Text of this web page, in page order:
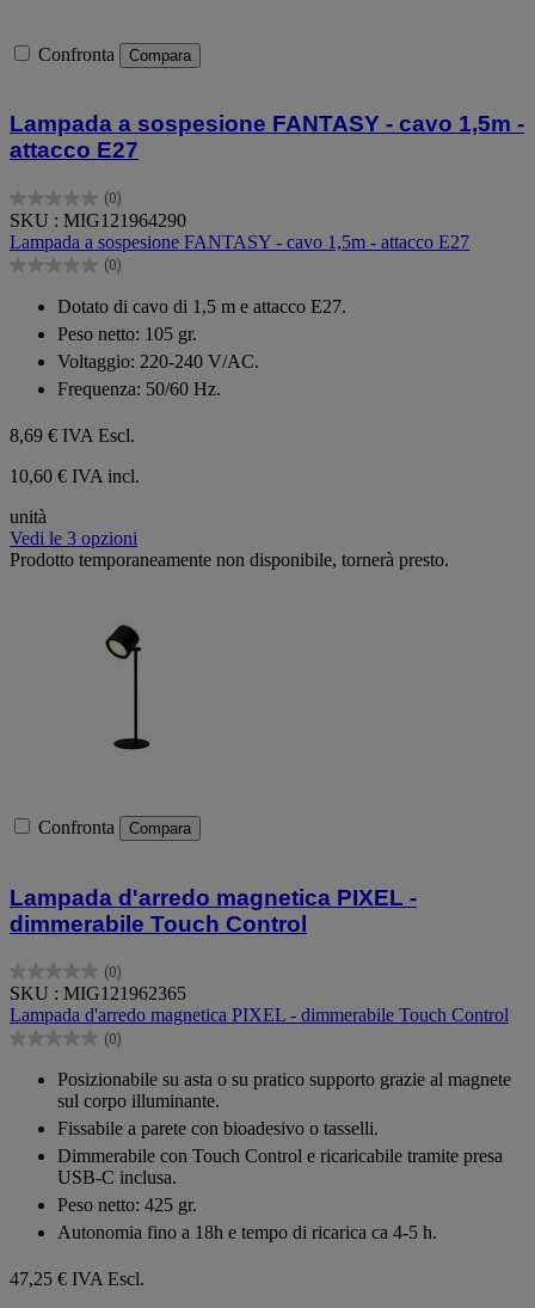
Confronta Compara
Lampada a sospesione FANTASY - cavo 1,5m -
attacco E27
(0)
0.0
su
5
stelle.
SKU : MIG121964290
Lampada a sospesione FANTASY - cavo 1,5m - attacco E27
(0)
0.0
stelle.
Dotato di cavo di 1,5 m e attacco E27.
Peso netto: 105 gr.
Voltaggio: 220-240 V/AC.
Frequenza: 50/60 Hz.
8,69 € IVA Escl.
10,60 € IVA incl.
unità
Vedi le 3 opzioni
Prodotto temporaneamente non disponibile, tornerà presto.
Confronta Compara
Lampada d'arredo magnetica PIXEL -
dimmerabile Touch Control
(0)
0.0
su
5
stelle.
SKU : MIG121962365
Lampada d'arredo magnetica PIXEL - dimmerabile Touch Control
(0)
0.0
Posizionabile su asta o su pratico supporto grazie al magnete
sul corpo illuminante.
Fissabile a parete con bioadesivo o tasselli.
Dimmerabile con Touch Control e ricaricabile tramite presa
USB-C inclusa.
Peso netto: 425 gr.
Autonomia fino a 18h e tempo di ricarica ca 4-5 h.
47,25 € IVA Escl.